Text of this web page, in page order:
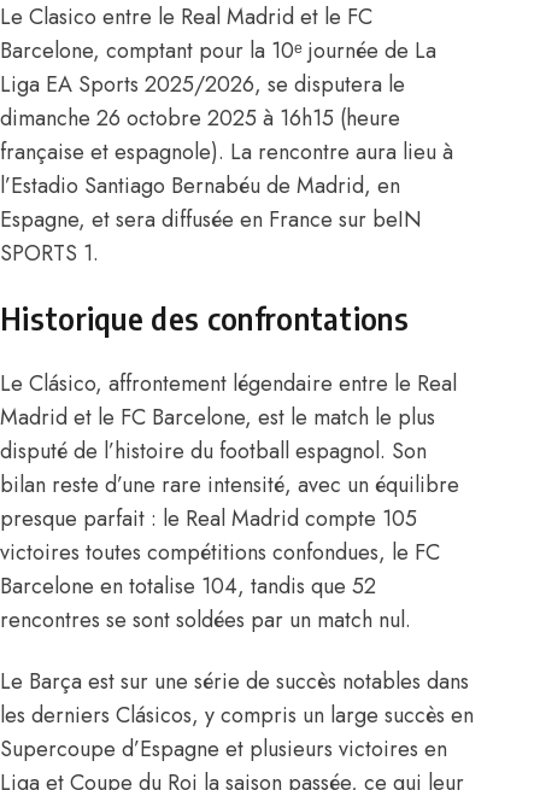
Le Clasico entre le Real Madrid et le FC
Barcelone, comptant pour la 10ᵉ journée de La
Liga EA Sports 2025/2026, se disputera le
dimanche 26 octobre 2025 à 16h15 (heure
française et espagnole). La rencontre aura lieu à
l’Estadio Santiago Bernabéu de Madrid, en
Espagne, et sera diffusée en France sur beIN
SPORTS 1.
Historique des confrontations
Le Clásico, affrontement légendaire entre le Real
Madrid et le FC Barcelone, est le match le plus
disputé de l’histoire du football espagnol. Son
bilan reste d’une rare intensité, avec un équilibre
presque parfait : le Real Madrid compte 105
victoires toutes compétitions confondues, le FC
Barcelone en totalise 104, tandis que 52
rencontres se sont soldées par un match nul.
Le Barça est sur une série de succès notables dans
les derniers Clásicos, y compris un large succès en
Supercoupe d’Espagne et plusieurs victoires en
Liga et Coupe du Roi la saison passée, ce qui leur